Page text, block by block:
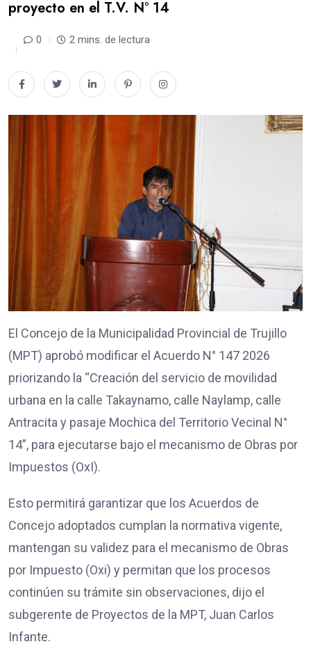
proyecto en el T.V. N° 14
0 2 mins. de lectura
El Concejo de la Municipalidad Provincial de Trujillo
(MPT) aprobó modificar el Acuerdo N° 147 2026
priorizando la “Creación del servicio de movilidad
urbana en la calle Takaynamo, calle Naylamp, calle
Antracita y pasaje Mochica del Territorio Vecinal N°
14”, para ejecutarse bajo el mecanismo de Obras por
Impuestos (OxI).
Esto permitirá garantizar que los Acuerdos de
Concejo adoptados cumplan la normativa vigente,
mantengan su validez para el mecanismo de Obras
por Impuesto (Oxi) y permitan que los procesos
continúen su trámite sin observaciones, dijo el
subgerente de Proyectos de la MPT, Juan Carlos
Infante.